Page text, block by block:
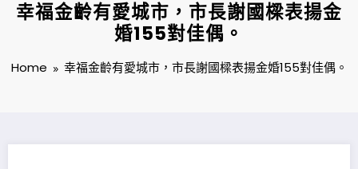
幸福金齡有愛城市，市長謝國樑表揚金
婚155對佳偶。
Home 幸福金齡有愛城市，市長謝國樑表揚金婚155對佳偶。